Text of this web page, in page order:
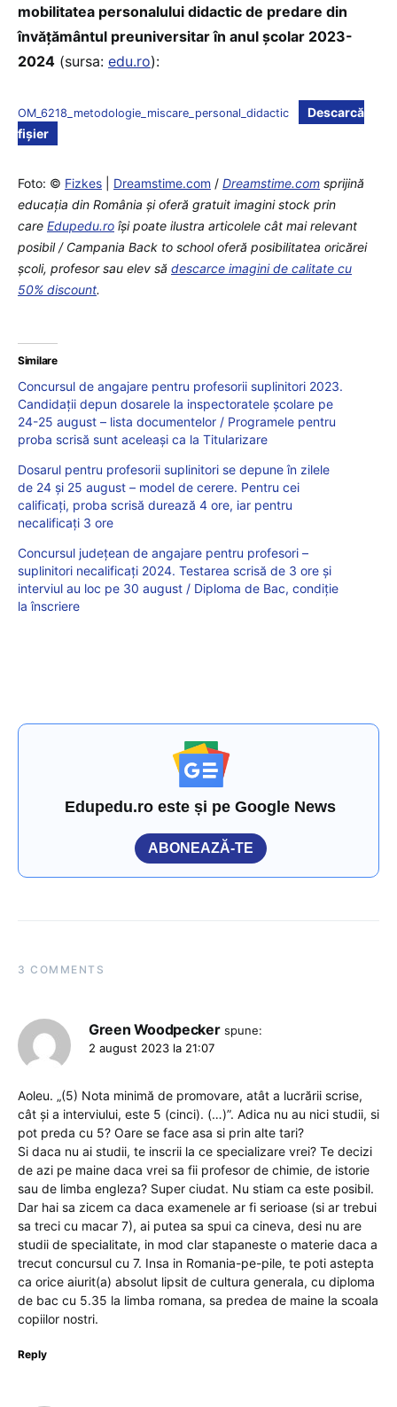
mobilitatea personalului didactic de predare din
învățământul preuniversitar în anul școlar 2023-
2024 (sursa: edu.ro):
OM_6218_metodologie_miscare_personal_didactic
Descarcă
fișier
Foto: © Fizkes Dreamstime.com / Dreamstime.com sprijină
educaţia din România şi oferă gratuit imagini stock prin
care Edupedu.ro îşi poate ilustra articolele cât mai relevant
posibil / Campania Back to school oferă posibilitatea oricărei
școli, profesor sau elev să descarce imagini de calitate cu
50% discount.
Similare
Concursul de angajare pentru profesorii suplinitori 2023.
Candidații depun dosarele la inspectoratele școlare pe
24-25 august – lista documentelor / Programele pentru
proba scrisă sunt aceleași ca la Titularizare
Dosarul pentru profesorii suplinitori se depune în zilele
de 24 și 25 august – model de cerere. Pentru cei
calificați, proba scrisă durează 4 ore, iar pentru
necalificați 3 ore
Concursul județean de angajare pentru profesori –
suplinitori necalificați 2024. Testarea scrisă de 3 ore și
interviul au loc pe 30 august / Diploma de Bac, condiție
la înscriere
Edupedu.ro este și pe Google News
ABONEAZĂ-TE
3 COMMENTS
Green Woodpecker spune:
2 august 2023 la 21:07
Aoleu. „(5) Nota minimă de promovare, atât a lucrării scrise,
cât și a interviului, este 5 (cinci). (…)”. Adica nu au nici studii, si
pot preda cu 5? Oare se face asa si prin alte tari?
Si daca nu ai studii, te inscrii la ce specializare vrei? Te decizi
de azi pe maine daca vrei sa fii profesor de chimie, de istorie
sau de limba engleza? Super ciudat. Nu stiam ca este posibil.
Dar hai sa zicem ca daca examenele ar fi serioase (si ar trebui
sa treci cu macar 7), ai putea sa spui ca cineva, desi nu are
studii de specialitate, in mod clar stapaneste o materie daca a
trecut concursul cu 7. Insa in Romania-pe-pile, te poti astepta
ca orice aiurit(a) absolut lipsit de cultura generala, cu diploma
de bac cu 5.35 la limba romana, sa predea de maine la scoala
copiilor nostri.
Reply